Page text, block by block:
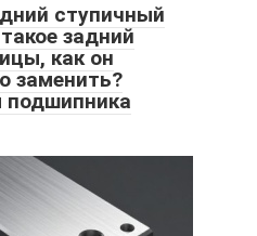
ступичный
задний
как он
заменить?
подшипника